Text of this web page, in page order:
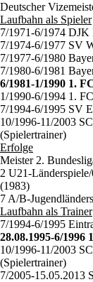
Deutscher
Laufbahn als Spieler
7/1971-6/1974 DJK
7/1974-6/1977 SV
7/1977-6/1980
7/1980-6/1981
6/1981-1/1990 1.
1/1990-6/1994 1.
7/1994-6/1995 SV
10/1996-11/2003
(Spielertrainer)
Erfolge
Meister 2.
2 U21-
(1983)
7 A/B-
Laufbahn als Trainer
7/1994-6/1995
28.08.1995-6/
10/1996-11/2003
(Spielertrainer)
7/2005-15.05.2013